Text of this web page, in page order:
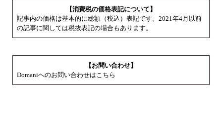
【消費税の価格表記について】
記事内の価格は基本的に総額（税込）表記です。2021年4月以前
の記事に関しては税抜表記の場合もあります。
【お問い合わせ】
Domaniへのお問い合わせはこちら